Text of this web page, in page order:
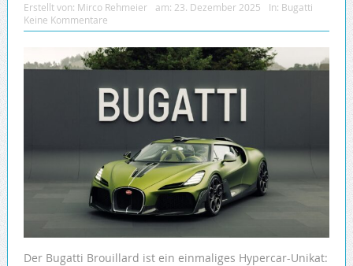
Erstellt von: Mirco Rehmeier am: 23. Dezember 2025 In: Bugatti
Keine Kommentare
Der Bugatti Brouillard ist ein einmaliges Hypercar-Unikat: